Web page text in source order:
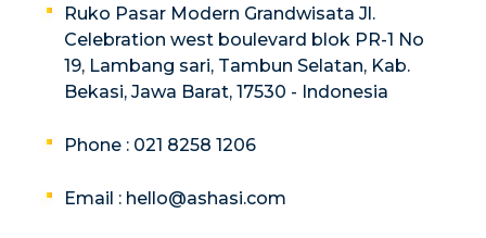
Ruko Pasar Modern Grandwisata Jl.
Celebration west boulevard blok PR-1 No
19, Lambang sari, Tambun Selatan, Kab.
Bekasi, Jawa Barat, 17530 - Indonesia
Phone : 021 8258 1206
Email : hello@ashasi.com